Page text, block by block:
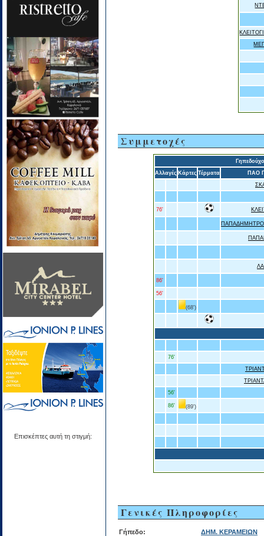
Επισκέπτες αυτή τη στιγμή:
Συμμετοχές
Αλλαγές Κάρτες Τέρματα
ΠΑΟ
76'
86'
56'
(68')
76'
56'
86' (89')
Γενικές Πληροφορίες
Γήπεδο:
ΔΗΜ. ΚΕΡΑΜΕΙΩΝ